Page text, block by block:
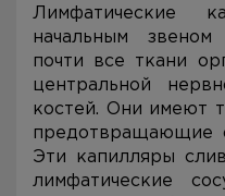
Лимфатические
начальным
почти все ткани
центральной
костей. Они имеют
предотвращающие
Эти капилляры
лимфатические